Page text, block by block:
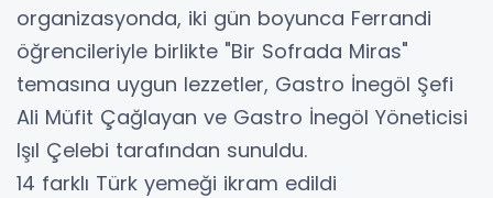
organizasyonda, iki gün boyunca Ferrandi
öğrencileriyle birlikte "Bir Sofrada Miras"
temasına uygun lezzetler, Gastro İnegöl Şefi
Ali Müfit Çağlayan ve Gastro İnegöl Yöneticisi
Işıl Çelebi tarafından sunuldu.
14 farklı Türk yemeği ikram edildi